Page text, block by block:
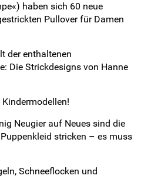
haben sich 60 neue
Pullover für Damen
der enthaltenen
Die Strickdesigns von Hanne
Neugier auf Neues sind die
stricken – es muss
Schneeflocken und